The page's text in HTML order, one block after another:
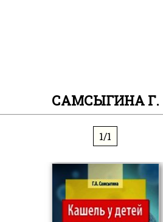
САМСЫГИНА Г.
1/1